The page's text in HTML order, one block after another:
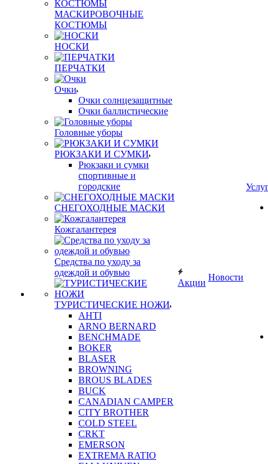
МАСКИРОВОЧНЫЕ
КОСТЮМЫ
НОСКИ
ПЕРЧАТКИ
Очки
Очки солнцезащитные
Очки баллистические
Головные уборы
РЮКЗАКИ И СУМКИ
Рюкзаки и сумки
спортивные и
городские
СНЕГОХОДНЫЕ МАСКИ
Кожгалантерея
Средства по уходу за
одеждой и обувью
ТУРИСТИЧЕСКИЕ НОЖИ
AHTI
ARNO BERNARD
BENCHMADE
BOKER
BLASER
BROWNING
BROUS BLADES
BUCK
CANADIAN CAMPER
CITY BROTHER
COLD STEEL
CRKT
EMERSON
EXTREMA RATIO
Акции
Новости